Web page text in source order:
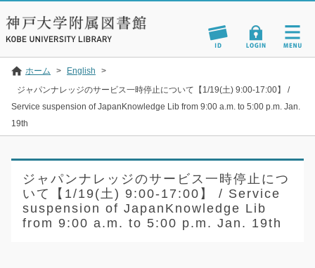
ホーム > English
>
ジャパンナレッジのサービス一時停止について【1/19(土) 9:00-17:00】 /
Service suspension of JapanKnowledge Lib from 9:00 a.m. to 5:00 p.m. Jan.
19th
ジャパンナレッジのサービス一時停止につ
いて【1/19(土) 9:00-17:00】 / Service
suspension of JapanKnowledge Lib
from 9:00 a.m. to 5:00 p.m. Jan. 19th